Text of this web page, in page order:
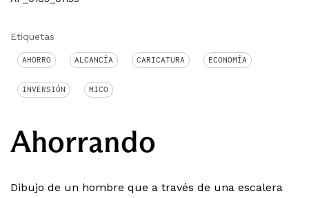
Etiquetas
AHORRO ALCANCÍA CARICATURA ECONOMÍA
INVERSIÓN MICO
Ahorrando
Dibujo de un hombre que a través de una escalera